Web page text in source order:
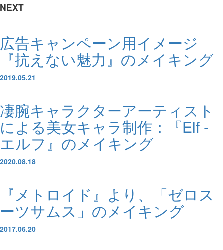
NEXT
広告キャンペーン用イメージ
『抗えない魅力』のメイキング
2019.05.21
凄腕キャラクターアーティスト
による美女キャラ制作：『Elf -
エルフ』のメイキング
2020.08.18
『メトロイド』より、「ゼロス
ーツサムス」のメイキング
2017.06.20